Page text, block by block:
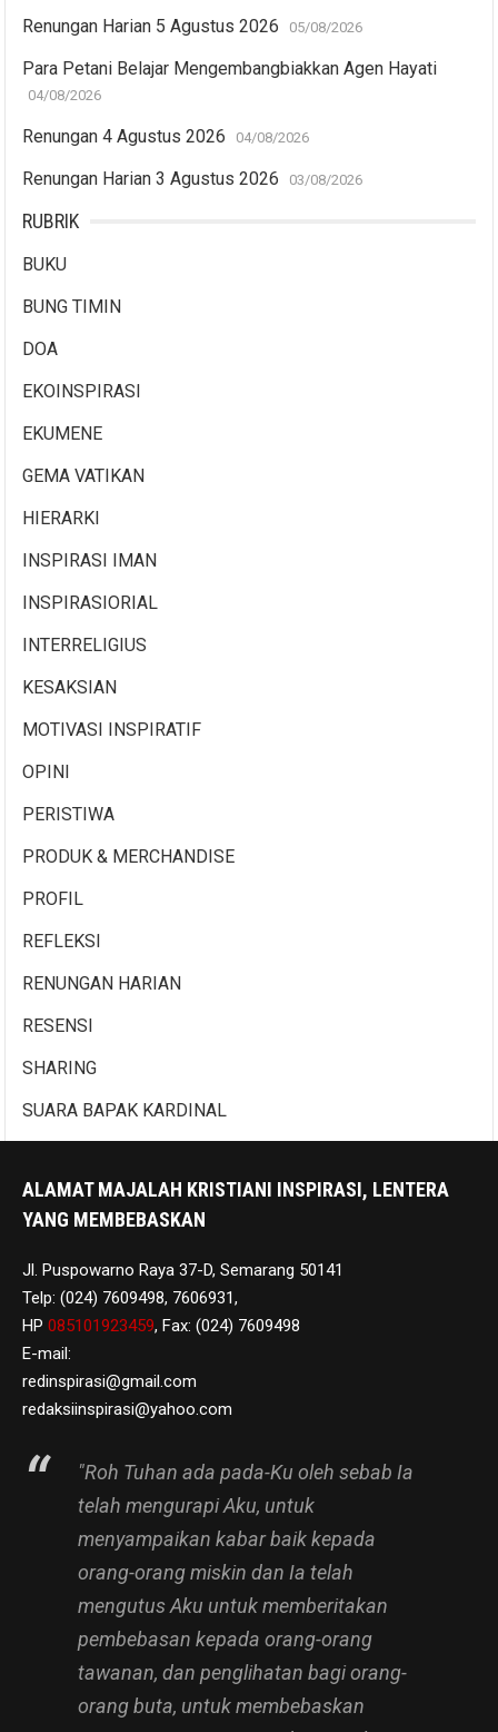
Renungan Harian 5 Agustus 2026 05/08/2026
Para Petani Belajar Mengembangbiakkan Agen Hayati
04/08/2026
Renungan 4 Agustus 2026 04/08/2026
Renungan Harian 3 Agustus 2026 03/08/2026
RUBRIK
BUKU
BUNG TIMIN
DOA
EKOINSPIRASI
EKUMENE
GEMA VATIKAN
HIERARKI
INSPIRASI IMAN
INSPIRASIORIAL
INTERRELIGIUS
KESAKSIAN
MOTIVASI INSPIRATIF
OPINI
PERISTIWA
PRODUK & MERCHANDISE
PROFIL
REFLEKSI
RENUNGAN HARIAN
RESENSI
SHARING
SUARA BAPAK KARDINAL
ALAMAT MAJALAH KRISTIANI INSPIRASI, LENTERA
YANG MEMBEBASKAN
Jl. Puspowarno Raya 37-D, Semarang 50141
Telp: (024) 7609498, 7606931,
HP 085101923459, Fax: (024) 7609498
E-mail:
redinspirasi@gmail.com
redaksiinspirasi@yahoo.com
"Roh Tuhan ada pada-Ku oleh sebab Ia
telah mengurapi Aku, untuk
menyampaikan kabar baik kepada
orang-orang miskin dan Ia telah
mengutus Aku untuk memberitakan
pembebasan kepada orang-orang
tawanan, dan penglihatan bagi orang-
orang buta, untuk membebaskan